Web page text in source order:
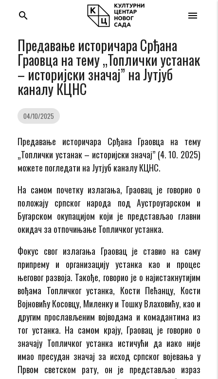
menu
search
Предавање историчара Срђана
Граовца на тему „Топлички устанак
– историјски значај” на Јутјуб
каналу КЦНС
04/10/2025
Предавање историчара Срђана Граовца на тему
„Топлички устанак – историјски значај” (4. 10. 2025)
можете погледати на Јутјуб каналу КЦНС.
На самом почетку излагања, Граовац је говорио о
положају српског народа под Аустроугарском и
Бугарском окупацијом који је представљао главни
окидач за отпочињање Топличког устанка.
Фокус свог излагања Граовац је ставио на саму
припрему и организацију устанка као и процес
његовог развоја. Такође, говорио је о најистакнутијим
вођама Топличког устанка, Кости Пећанцу, Кости
Војновићу Косовцу, Миленку и Тошку Влаховићу, као и
другим прослављеним војводама и комадантима из
тог устанка. На самом крају, Граовац је говорио о
значају Топличког устанка истичући да иако није
имао пресудан значај за исход српског војевања у
Првом светском рату, он је представљао израз